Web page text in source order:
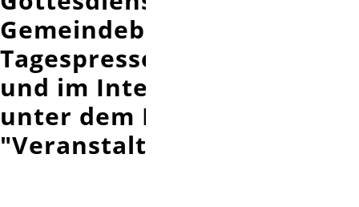
Gemeindebrief, der
Tagespresse
und im Internet, zu finden
unter dem Punkt
"Veranstaltungen"